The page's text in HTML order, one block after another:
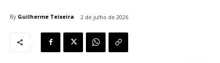
By Guilherme Teixeira 2 de julho de 2026